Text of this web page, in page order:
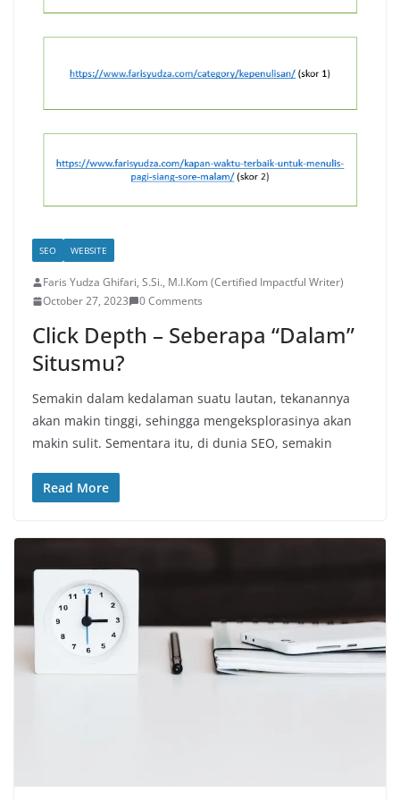
SEO WEBSITE
Faris Yudza Ghifari, S.Si., M.I.Kom (Certified Impactful Writer)
October 27, 2023
0 Comments
Click Depth – Seberapa “Dalam”
Situsmu?
Semakin dalam kedalaman suatu lautan, tekanannya
akan makin tinggi, sehingga mengeksplorasinya akan
makin sulit. Sementara itu, di dunia SEO, semakin
Read More